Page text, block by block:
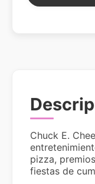
Chuck E.
pizza,
fiestas de